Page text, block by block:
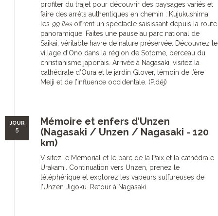
profiter du trajet pour découvrir des paysages variés et
faire des arrêts authentiques en chemin : Kujukushima,
les 99 îlesoffrent un spectacle saisissant depuis la route
panoramique. Faites une pause au parc national de
Saikai, véritable havre de nature préservée. Découvrez le
village d’Ono dans la région de Sotome, berceau du
christianisme japonais. Arrivée à Nagasaki, visitez la
cathédrale d’Oura et le jardin Glover, témoin de l’ère
Meiji et de l’influence occidentale. (P.déj)
JOUR
5
Mémoire et enfers d’Unzen
(Nagasaki / Unzen / Nagasaki - 120
km)
Visitez le Mémorial et le parc de la Paix et la cathédrale
Urakami. Continuation vers Unzen, prenez le
téléphérique et explorez les vapeurs sulfureuses de
l’Unzen Jigoku. Retour à Nagasaki.